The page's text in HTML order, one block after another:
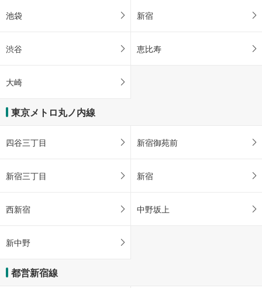
池袋 新宿
渋谷 恵比寿
大崎
東京メトロ丸ノ内線
四谷三丁目 新宿御苑前
新宿三丁目 新宿
西新宿 中野坂上
新中野
都営新宿線